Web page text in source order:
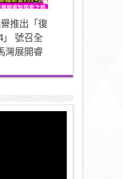
推出「復
」 號召全
灣展開睿